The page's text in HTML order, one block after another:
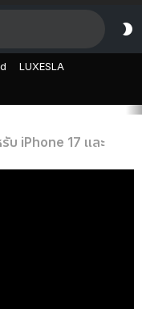
LUXESLA
บ iPhone 17 และ